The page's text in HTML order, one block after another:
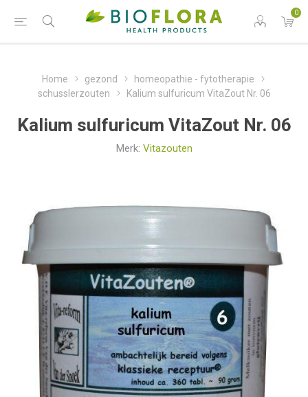
0
Home gezond
homeopathie - fytotherapie
schusslerzouten
Kalium sulfuricum VitaZout Nr. 06
Kalium sulfuricum VitaZout Nr. 06
Merk: Vitazouten